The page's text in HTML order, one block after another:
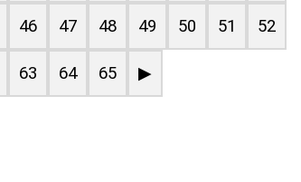
46 47 48 49 50 51 52
63 64 65 ▶